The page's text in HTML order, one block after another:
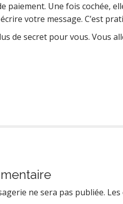
paiement. Une fois cochée,
votre message. C’est
de secret pour vous. Vous
ne sera pas publiée.